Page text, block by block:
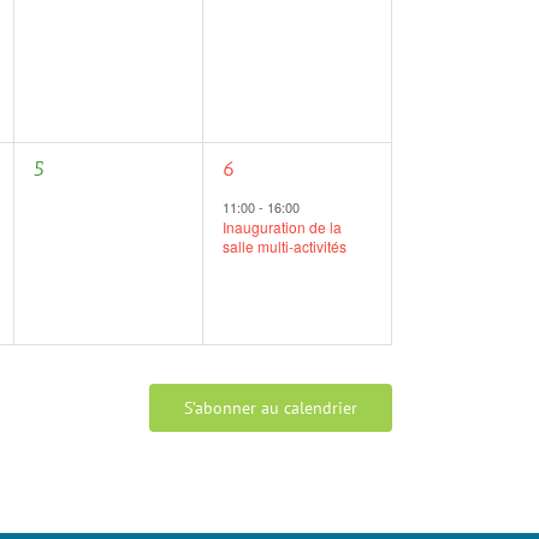
0
5
1
évènement,
6
11:00- 16:00
Inauguration de la
salle multi-activités
S’abonner au calendrier